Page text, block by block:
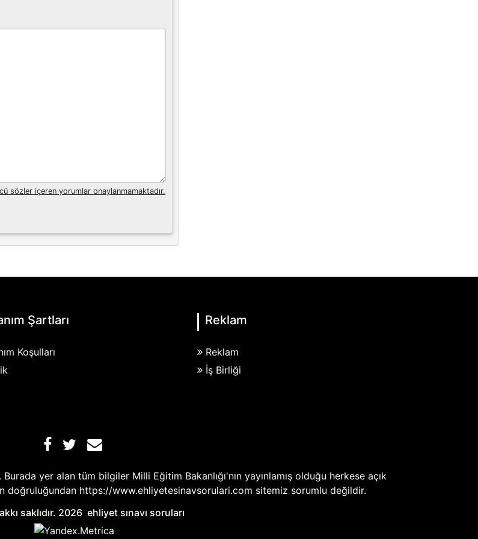
sözler içeren yorumlar onaylanmamaktadır.
Şartları
Koşulları
Reklam
Reklam
İş Birliği
yer alan tüm bilgiler Milli Eğitim Bakanlığı'nın yayınlamış olduğu herkese açık
doğruluğundan https://www.ehliyetesinavsorulari.com sitemiz sorumlu değildir.
saklıdır. 2026 ehliyet sınavı soruları